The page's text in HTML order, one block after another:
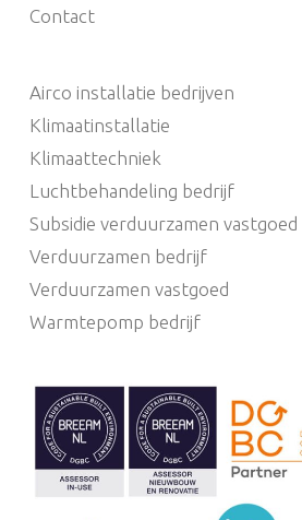
Contact
Airco installatie bedrijven
Klimaatinstallatie
Klimaattechniek
Luchtbehandeling bedrijf
Subsidie verduurzamen vastgoed
Verduurzamen bedrijf
Verduurzamen vastgoed
Warmtepomp bedrijf